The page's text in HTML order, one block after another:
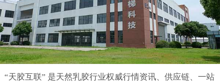
“天胶互联” 是天然乳胶行业权威行情资讯、供应链、一站